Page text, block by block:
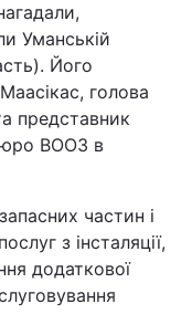
Уманській
Його
голова
представник
ВООЗ в
частин і
з інсталяції,
додаткової